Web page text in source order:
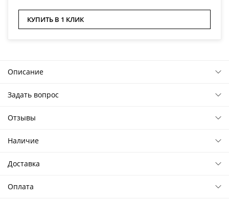
КУПИТЬ В 1 КЛИК
Описание
Задать вопрос
Отзывы
Наличие
Доставка
Оплата